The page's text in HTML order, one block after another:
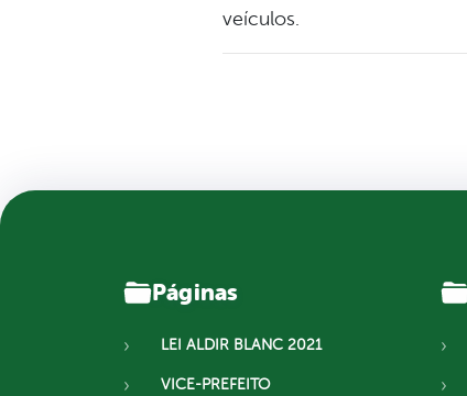
veículos.
Páginas
LEI ALDIR BLANC 2021
VICE-PREFEITO